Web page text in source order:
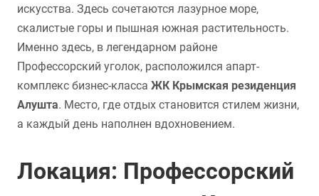
искусства. Здесь сочетаются лазурное море,
скалистые горы и пышная южная растительность.
Именно здесь, в легендарном районе
Профессорский уголок, расположился апарт-
комплекс бизнес-класса ЖК Крымская резиденция
Алушта. Место, где отдых становится стилем жизни,
а каждый день наполнен вдохновением.
Локация: Профессорский